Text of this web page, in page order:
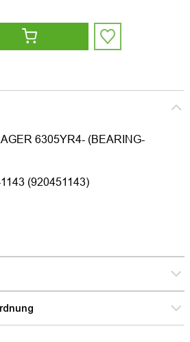
6305YR4- (BEARING-
(920451143)